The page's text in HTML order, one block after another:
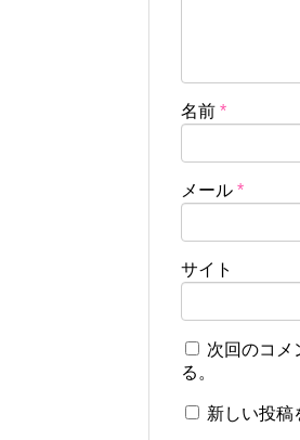
名前 *
メール *
サイト
次回のコメ
る。
新しい投稿